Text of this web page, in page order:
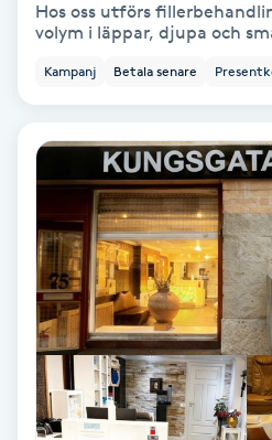
Cryoterapi
Dermapen
Diamantslipning
Enzympeeling
Extensions
Hos oss utförs
volym i läppar, djupa och
Kampanj Betala senare